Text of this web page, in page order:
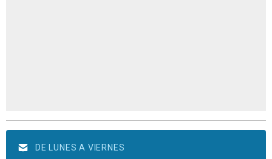
DE LUNES A VIERNES